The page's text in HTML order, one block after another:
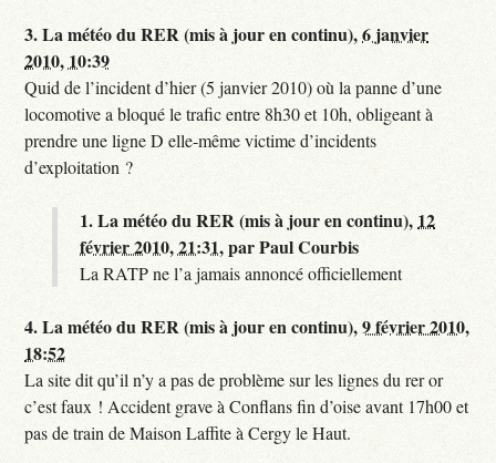
3.La météo du RER (mis à jour en continu),6 janvier
2010, 10:39
Quid de l’incident d’hier (5 janvier 2010) où la panne d’une
locomotive a bloqué le trafic entre 8h30 et 10h, obligeant à
prendre une ligne D elle-même victime d’incidents
d’exploitation ?
1.La météo du RER (mis à jour en continu), 12
février 2010, 21:31,parPaul Courbis
La RATP ne l’a jamais annoncé officiellement
4.La météo du RER (mis à jour en continu),9 février 2010,
18:52
La site dit qu’il n’y a pas de problème sur les lignes du rer or
c’est faux ! Accident grave à Conflans fin d’oise avant 17h00 et
pas de train de Maison Laffite à Cergy le Haut.